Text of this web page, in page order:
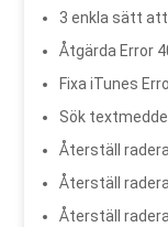
3 enkla sätt
Åtgärda Error
Fixa iTunes
Sök
Återställ
Återställ
Återställ